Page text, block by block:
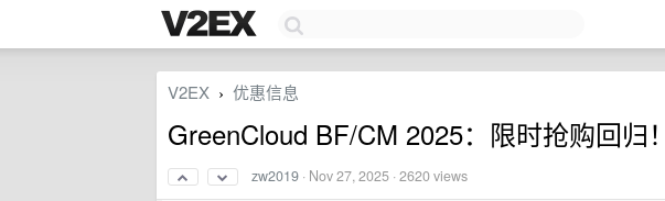
V2EX › 优惠信息
GreenCloud BF/CM 2025：限时抢购回归
zw2019 · Nov 27, 2025 · 2620 views